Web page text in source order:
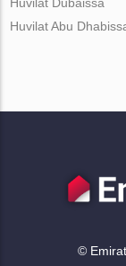
Huvilat Abu
©